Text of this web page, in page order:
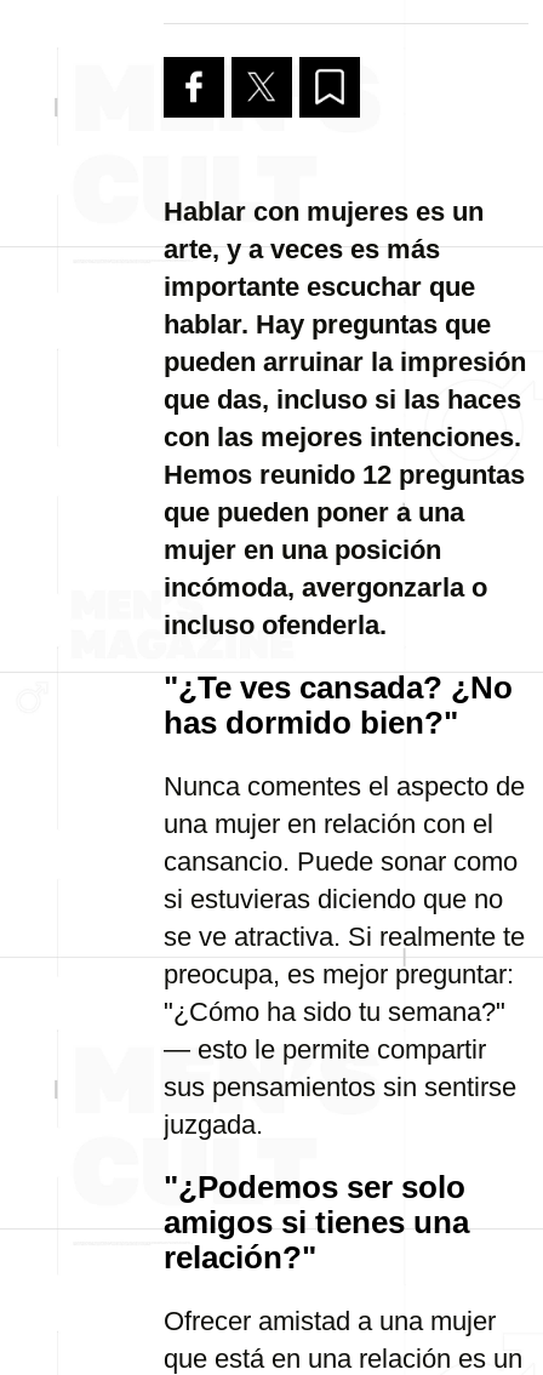
Hablar con mujeres es un
arte, y a veces es más
importante escuchar que
hablar. Hay preguntas que
pueden arruinar la impresión
que das, incluso si las haces
con las mejores intenciones.
Hemos reunido 12 preguntas
que pueden poner a una
mujer en una posición
incómoda, avergonzarla o
incluso ofenderla.
"¿Te ves cansada? ¿No
has dormido bien?"
Nunca comentes el aspecto de
una mujer en relación con el
cansancio. Puede sonar como
si estuvieras diciendo que no
se ve atractiva. Si realmente te
preocupa, es mejor preguntar:
"¿Cómo ha sido tu semana?"
— esto le permite compartir
sus pensamientos sin sentirse
juzgada.
"¿Podemos ser solo
amigos si tienes una
relación?"
Ofrecer amistad a una mujer
que está en una relación es un